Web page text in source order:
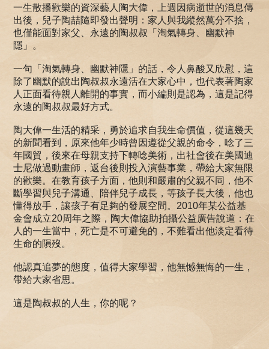
一生散播歡樂的資深藝人陶大偉，上週因病逝世的消息傳
出後，兒子陶喆隨即發出聲明：家人與我縱然萬分不捨，
也僅能面對家父、永遠的陶叔叔「淘氣轉身、幽默神
隱」。
一句「淘氣轉身、幽默神隱」的話，令人鼻酸又欣慰，這
除了幽默的說出陶叔叔永遠活在大家心中，也代表著陶家
人正面看待親人離開的事實，而小編則是認為，這是記得
永遠的陶叔叔最好方式。
陶大偉一生活的精采，勇於追求自我生命價值，從這幾天
的新聞看到，原來他年少時曾因遵從父親的命令，唸了三
年國貿，後來在母親支持下轉唸美術，出社會後在美國迪
士尼做過動畫師，返台後則投入演藝事業，帶給大家無限
的歡樂。在教育孩子方面，他則和嚴肅的父親不同，他不
斷學習與兒子溝通、陪伴兒子成長，等孩子長大後，他也
懂得放手，讓孩子有足夠的發展空間。2010年某公益基
金會成立20周年之際，陶大偉協助拍攝公益廣告說道：在
人的一生當中，死亡是不可避免的，不難看出他淡定看待
生命的隕歿。
他認真追夢的態度，值得大家學習，他無憾無悔的一生，
帶給大家省思。
這是陶叔叔的人生，你的呢？